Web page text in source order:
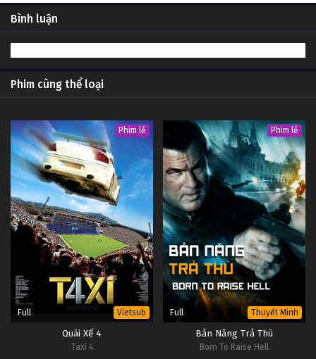
Bình luận
Phim cùng thể loại
Phim lẻ
Full Vietsub
Quái Xế 4
Taxi 4
Phim lẻ
Full Thuyết Minh
Bản Năng Trả Thù
Born To Raise Hell